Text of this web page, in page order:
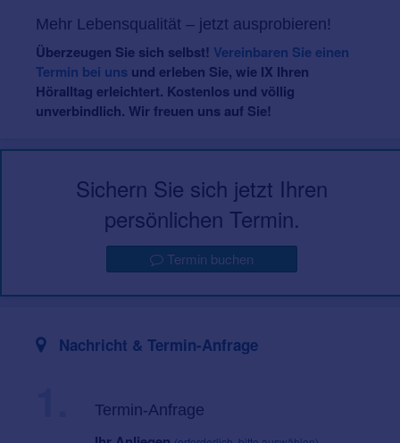
Mehr Lebensqualität – jetzt ausprobieren!
Überzeugen Sie sich selbst! Vereinbaren Sie einen
Termin bei uns und erleben Sie, wie IX Ihren
Höralltag erleichtert. Kostenlos und völlig
unverbindlich. Wir freuen uns auf Sie!
Sichern Sie sich jetzt Ihren
persönlichen Termin.
Termin buchen
Nachricht & Termin-Anfrage
Termin-Anfrage